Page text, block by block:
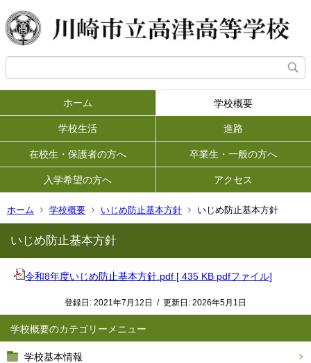
ホーム 学校概要
学校生活 進路
在校生・保護者の方へ 卒業生・一般の方へ
入学希望の方へ アクセス
ホーム 学校概要 いじめ防止基本方針 いじめ防止基本方針
学校概要
学校基本情報
いじめ防止基本方針
令和8年度いじめ防止基本方針.pdf [ 435 KB pdfファイル]
登録日: 2021年7月12日 / 更新日: 2026年5月1日